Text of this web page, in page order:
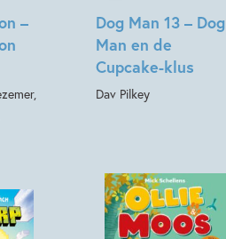
–
Dog Man 13 – Dog
Man en de
Cupcake-klus
Dav Pilkey